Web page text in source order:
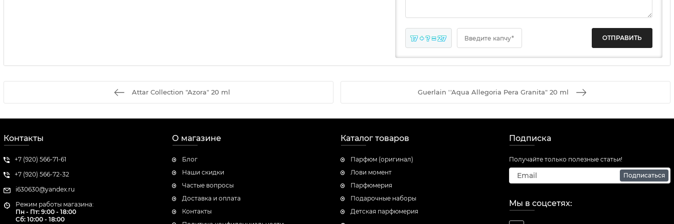
17 + ? = 27 Введите капчу*
Attar Collection "Azora" 20 ml Guerlain ''Aqua Allegoria Pera Granita" 20 ml
Контакты
+7 (920) 566-71-61
+7 (920) 566-72-32
i630630@yandex.ru
Режим работы магазина:
Пн - Пт: 9:00 - 18:00
Сб: 10:00 - 18:00
О магазине
Блог
Наши скидки
Частые вопросы
Доставка и оплата
Контакты
Каталог товаров
Парфюм (оригинал)
Лови момент
Парфюмерия
Подарочные наборы
Детская парфюмерия
Подписка
Получайте только полезные статьи!
Подписаться
Мы в соцсетях: